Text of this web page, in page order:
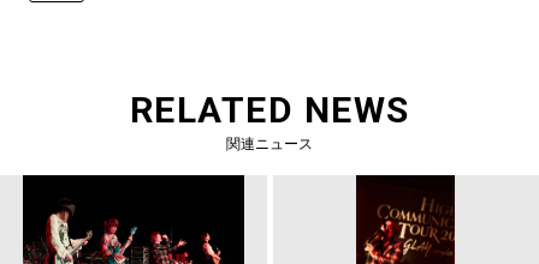
RELATED NEWS
関連ニュース